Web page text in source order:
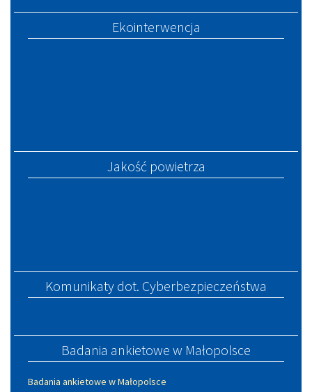
Ekointerwencja
Jakość powietrza
Komunikaty dot. Cyberbezpieczeństwa
Badania ankietowe w Małopolsce
Badania ankietowe w Małopolsce